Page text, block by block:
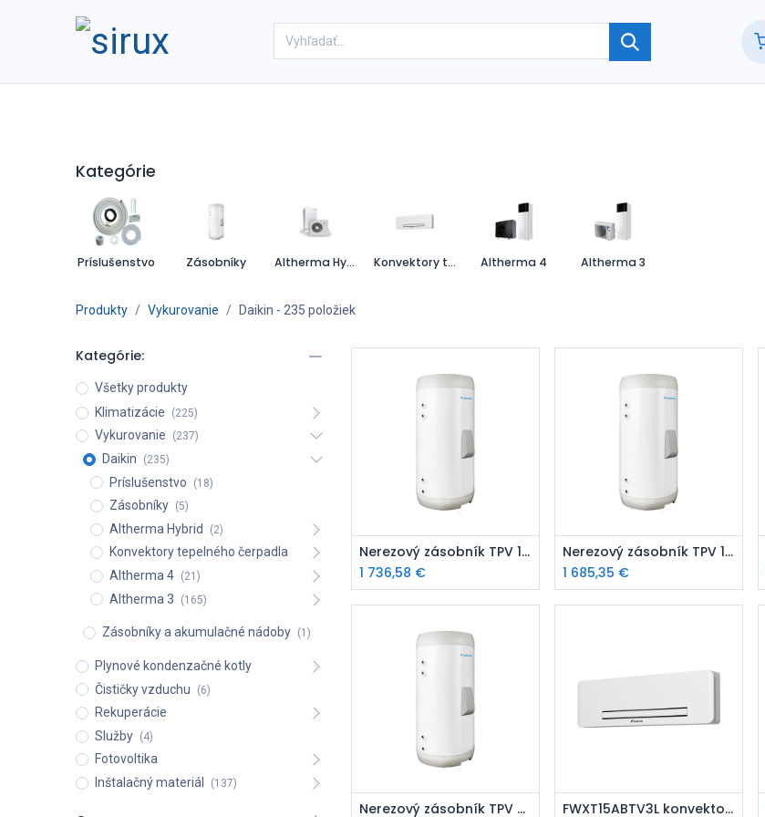
Kategórie
Príslušenstvo Zásobníky Altherma Hybrid Konvektory tepelného čerpadla Altherma 4 Altherma 3
Produkty Vykurovanie Daikin - 235 položiek
Kategórie:
Všetky produkty
Klimatizácie
(225)
Vykurovanie (237)
Daikin (235)
Príslušenstvo (18)
Zásobníky (5)
Altherma Hybrid (2)
Konvektory tepelného čerpadla
Altherma 4
(21)
Altherma 3 (165)
Zásobníky a akumulačné nádoby (1)
Plynové kondenzačné kotly
Čističky vzduchu
(6)
Rekuperácie
Služby
(4)
Fotovoltika
Inštalačný materiál
(137)
Pridať do košíka
Nerezový zásobník TPV 180 l
1 736,58 €
Pridať do košíka
Nerezový zásobník TPV 150 l
1 685,35 €
Pridať do košíka Nerezový zásobník TPV 200 l Pridať do košíka FWXT15ABTV3L konvektor tepelné čerpadla s výkonom 1,02 kW, pripojenie vľavo